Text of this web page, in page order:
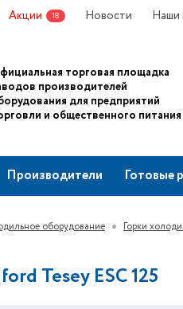
Акции 18 Новости Наши
торговая площадка
производителей
для предприятий
и общественного питания
Производители Готовые
оборудование Горки
Tesey ESC 125